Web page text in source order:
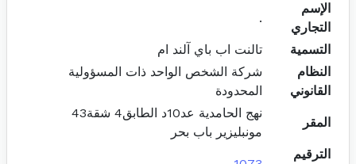
الإسم
التجاري
.
التسمية
تالنت اب باي آلند ام
النظام
القانوني
شركة الشخص الواحد ذات المسؤولية
المحدودة
المقر
نهج الحامدية عد10د الطابق4 شقة43
مونبليزير باب بحر
الترقيم